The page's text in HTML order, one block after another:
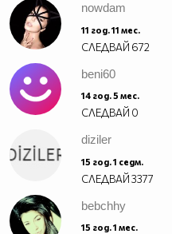
nowdam
11 год. 11 мес.
СЛЕДВАЙ 672
beni60
14 год. 5 мес.
СЛЕДВАЙ 0
diziler
15 год. 1 седм.
СЛЕДВАЙ3377
bebchhy
15 год. 1 мес.